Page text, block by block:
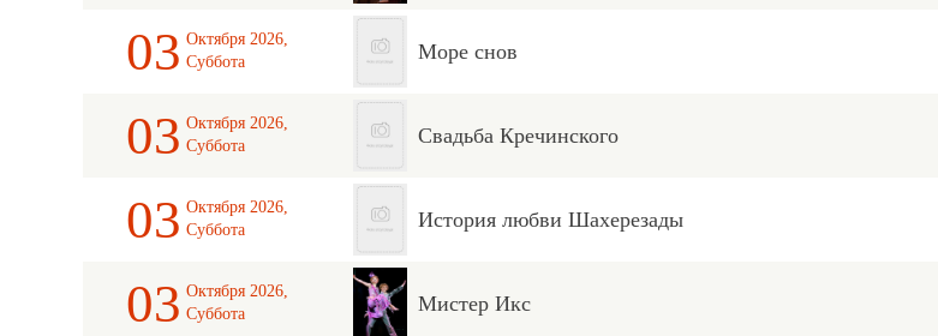
03 Октября 2026,
Суббота
Море снов
03 Октября 2026,
Суббота
Свадьба Кречинского
03 Октября 2026,
Суббота
История любви Шахерезады
03 Октября 2026,
Суббота
Мистер Икс